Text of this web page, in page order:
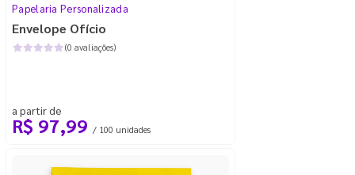
Papelaria Personalizada
Envelope Ofício
(0 avaliações)
a partir de
R$ 97,99 / 100 unidades